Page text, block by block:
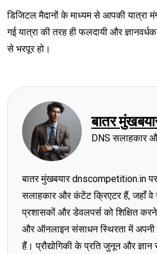
डिजिटल मैदानों के माध्यम से आपकी यात्रा
गई यात्रा की तरह ही फलदायी और
से भरपूर हो।
बातर
DNS सलाहकार और
बातर मुंखबयार dnscompetition.in
सलाहकार और कंटेंट क्रिएटर हैं, जहाँ वे
प्रशासकों और डेवलपर्स को शिक्षित
और ऑनलाइन संसाधन स्थिरता में अपनी
हैं। प्रौद्योगिकी के प्रति जुनून और ज्ञान